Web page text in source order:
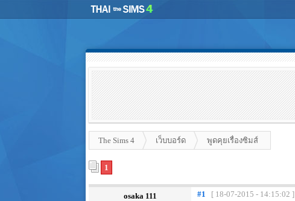
The Sims 4 เว็บบอร์ด พูดคุยเรื่องซิมส์
1
osaka 111 #1 [ 18-07-2015 - 14:15:02 ]